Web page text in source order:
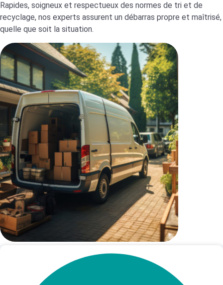
Rapides, soigneux et respectueux des normes de tri et de
recyclage, nos experts assurent un débarras propre et maîtrisé,
quelle que soit la situation.